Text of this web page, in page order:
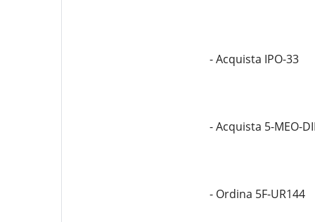
- Acquista IPO-33
- Acquista 5-MEO-
- Ordina 5F-UR144